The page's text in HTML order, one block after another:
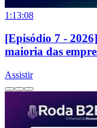
1:13:08
[Episódio 7 -
maioria das
Assistir